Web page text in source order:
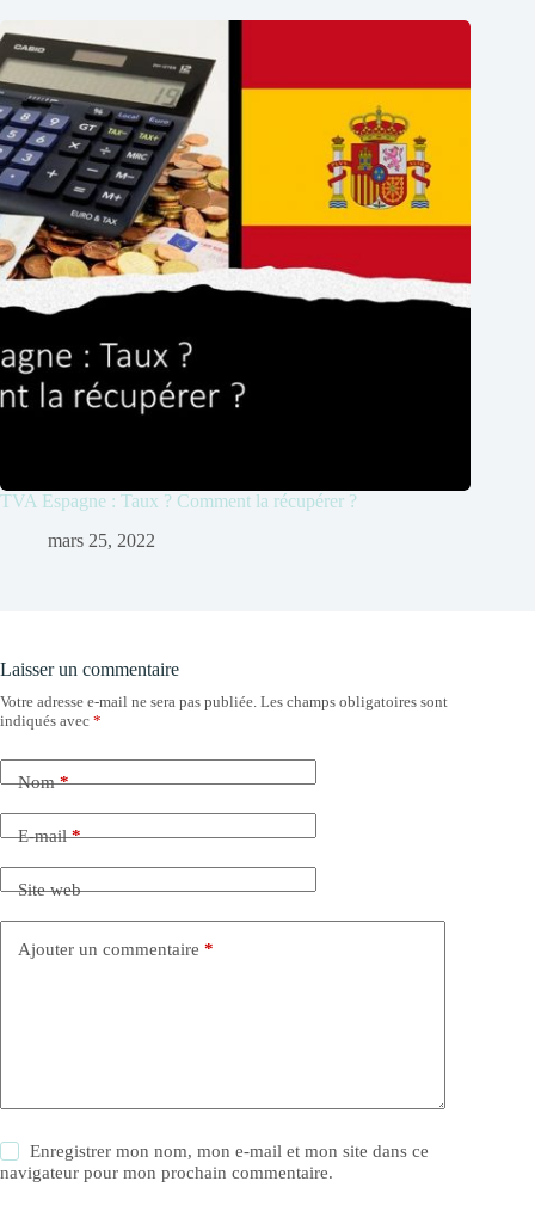
TVA Espagne : Taux ? Comment la récupérer ?
mars 25, 2022
Laisser un commentaire
Votre adresse e-mail ne sera pas publiée. Les champs obligatoires sont
indiqués avec *
Nom*
E-mail*
Site web
Ajouter un commentaire *
Enregistrer mon nom, mon e-mail et mon site dans ce
navigateur pour mon prochain commentaire.